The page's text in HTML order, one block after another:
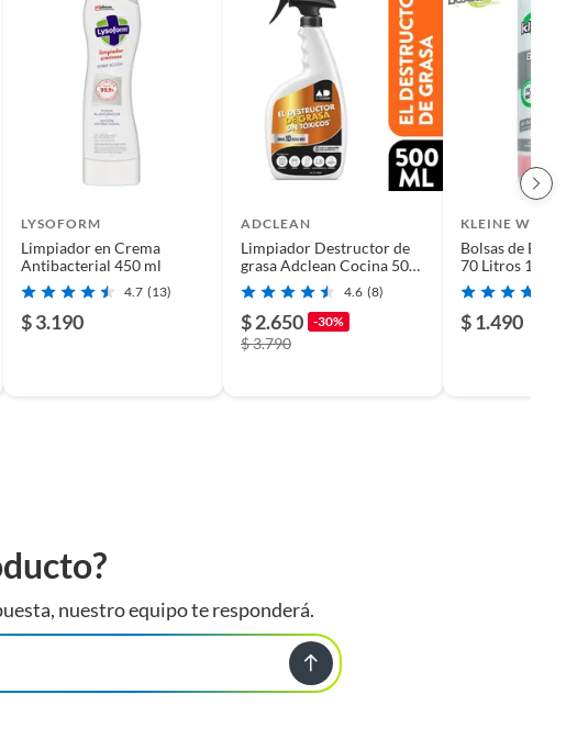
LYSOFORM
Limpiador en Crema
Antibacterial 450 ml
4.7 (13)
$ 3.190
ADCLEAN
Limpiador Destructor de
grasa Adclean Cocina 500
ml
4.6 (8)
$ 2.650 -30%
$ 3.790
KLEINE
Bolsas de
70 Litros 10
$ 1.490
nuestro equipo te responderá.